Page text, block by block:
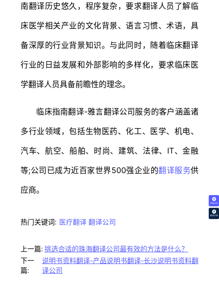
免费试译
翻译价格
南翻译历史悠久，程序复杂，要求翻译人员了解临
床医学相关产业的文化背景、语言习惯、术语，具
备深厚的行业背景知识。与此同时，随着临床翻译
行业的日益发展和外部影响的多样化，要求临床医
学翻译人员具备前瞻性的理念。
临床指南翻译-雅言翻译公司服务的客户涵盖诸
多行业领域，包括生物医药、化工、医学、机电、
汽车、航空、船舶、时尚、建筑、法律、IT、金融
等;公司已成为近百家世界500强企业的翻译服务供
应商。
热门关键词: 医疗翻译 翻译公司
上一篇: 挑选合适的珠海翻译公司最有效的方法是什么？
下一
篇:
说明书资料翻译-产品说明书翻译-长沙说明书资料翻
译公司